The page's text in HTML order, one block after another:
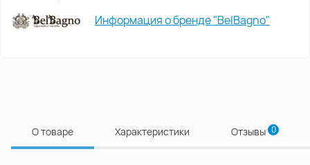
Информация о бренде "BelBagno"
О товаре Характеристики Отзывы 0